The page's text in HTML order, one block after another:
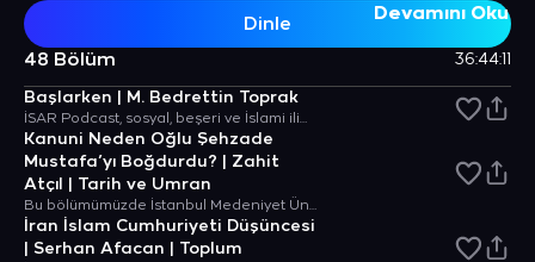
Bu çerçevede, bölümlerimiz, çeşitli uzmanlıklardan
konukların ağırlandığı ve farklı alanların birikimlerinin
sizlerle paylaşıldığı yayınlardan oluşacak.
Devamını Oku
Dinle
48 Bölüm
36:44:11
Başlarken | M. Bedrettin Toprak
İSAR Podcast, sosyal, beşeri ve İslami ilimler alanlarında üretilen nitelikli bilginin geniş kitlelerle paylaşımını amaçlıyor. Farklı disiplinlerden akademisyenler, uzmanlar ve İSAR bünyesinden yetişmiş olup dünyanın farklı yerlerinde çalışmalarını sürdüren araştırmacıları konuk edecek İSAR Podcast yayını, bir ilim havzası olan İstanbul’u, dünyanın farklı ilim havzalarıyla iletişime geçiriyor.
Kanuni Neden Oğlu Şehzade
Mustafa’yı Boğdurdu? | Zahit
Atçıl | Tarih ve Umran
Bu bölümümüzde İstanbul Medeniyet Üniversitesi Tarih Bölümü’nden Zahit Atçıl’la Kanuni Sultan Süleyman’ın, oğlu Şehzade Mustafa’yı boğdurmasını konuşuyoruz. Konunun detaylarını Osmanlı belgelerinin yanı sıra Avrupa arşiv kaynaklarına da başvurarak yeniden yorumlayan Atçıl, hadisenin hem farklı yönlerini irdeliyor, hem de 16. yüzyılda dönüşen Osmanlı devlet ve bürokrasi düzeniyle ilişkisini analiz ediyor.
İran İslam Cumhuriyeti Düşüncesi
| Serhan Afacan | Toplum